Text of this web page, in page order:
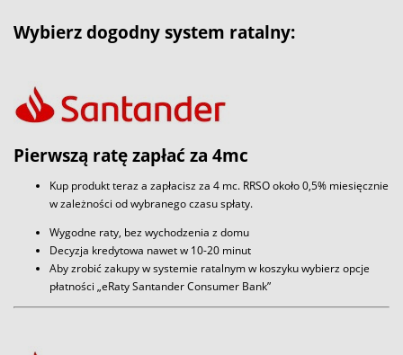
Wybierz dogodny system ratalny:
Pierwszą ratę zapłać za 4mc
Kup produkt teraz a zapłacisz za 4 mc. RRSO około 0,5% miesięcznie
w zależności od wybranego czasu spłaty.
Wygodne raty, bez wychodzenia z domu
Decyzja kredytowa nawet w 10-20 minut
Aby zrobić zakupy w systemie ratalnym w koszyku wybierz opcje
płatności „eRaty Santander Consumer Bank”